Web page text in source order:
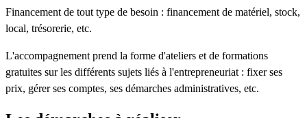
Financement de tout type de besoin : financement de matériel, stock,
local, trésorerie, etc.
L'accompagnement prend la forme d'ateliers et de formations
gratuites sur les différents sujets liés à l'entrepreneuriat : fixer ses
prix, gérer ses comptes, ses démarches administratives, etc.